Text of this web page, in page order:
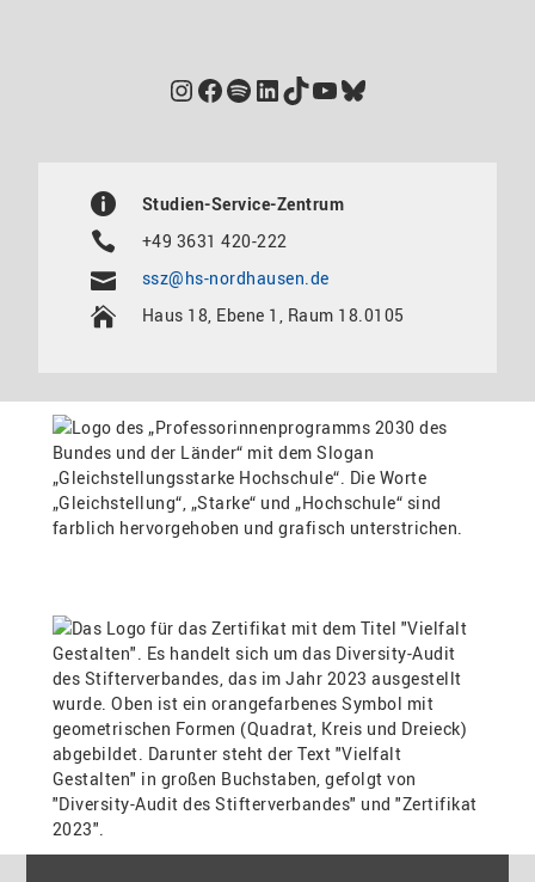
Instagram
Facebook
Spotify
LinkedIn
TikTok
YouTube
Bluesky
Studien-Service-Zentrum
+49 3631 420-222
ssz@hs-nordhausen.de
Haus 18, Ebene 1, Raum 18.0105